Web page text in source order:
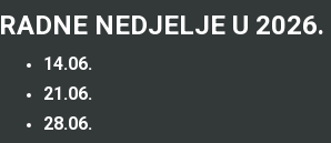
RADNE NEDJELJE U
14.06.
21.06.
28.06.